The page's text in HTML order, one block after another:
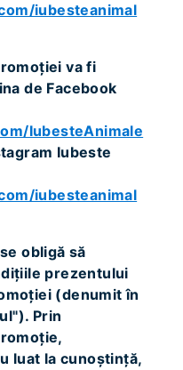
iubesteanimal
va fi
de Facebook
IubesteAnimale
Iubeste
iubesteanimal
obligă să
prezentului
(denumit în
Prin
luat la cunoștință,